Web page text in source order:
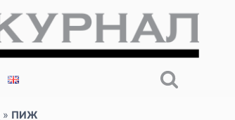
» ПИЖ